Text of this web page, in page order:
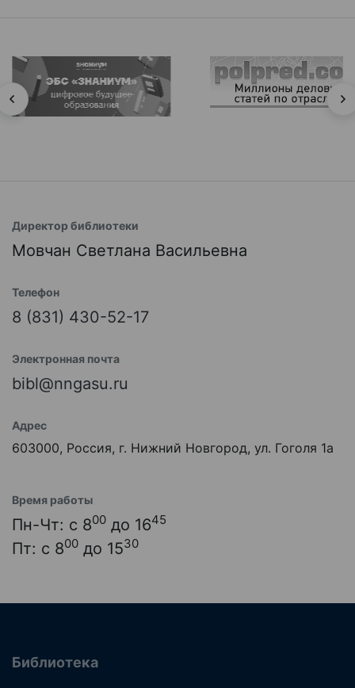
Директор библиотеки
Мовчан Светлана Васильевна
Телефон
8 (831) 430-52-17
Электронная почта
bibl@nngasu.ru
Адрес
603000, Россия, г. Нижний Новгород, ул. Гоголя 1а
Время работы
Пн-Чт: с 800 до 1645
Пт: с 800 до 1530
Библиотека